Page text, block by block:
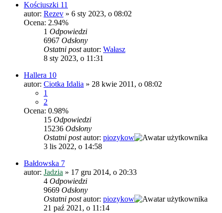
Kościuszki 11
autor: Rezev » 6 sty 2023, o 08:02
Ocena: 2.94%
1 Odpowiedzi
6967 Odsłony
Ostatni postautor: Wałasz
8 sty 2023, o 11:31
Hallera 10
autor: Ciotka Idalia » 28 kwie 2011, o 08:02
1
2
Ocena: 0.98%
15 Odpowiedzi
15236 Odsłony
Ostatni postautor: piozykow
3 lis 2022, o 14:58
Bałdowska 7
autor: Jadzia » 17 gru 2014, o 20:33
4 Odpowiedzi
9669 Odsłony
Ostatni postautor: piozykow
21 paź 2021, o 11:14